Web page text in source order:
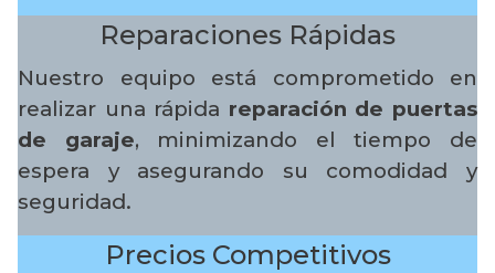
Reparaciones Rápidas
Nuestro equipo está comprometido en
realizar una rápida reparación de puertas
de garaje, minimizando el tiempo de
espera y asegurando su comodidad y
seguridad.
Precios Competitivos